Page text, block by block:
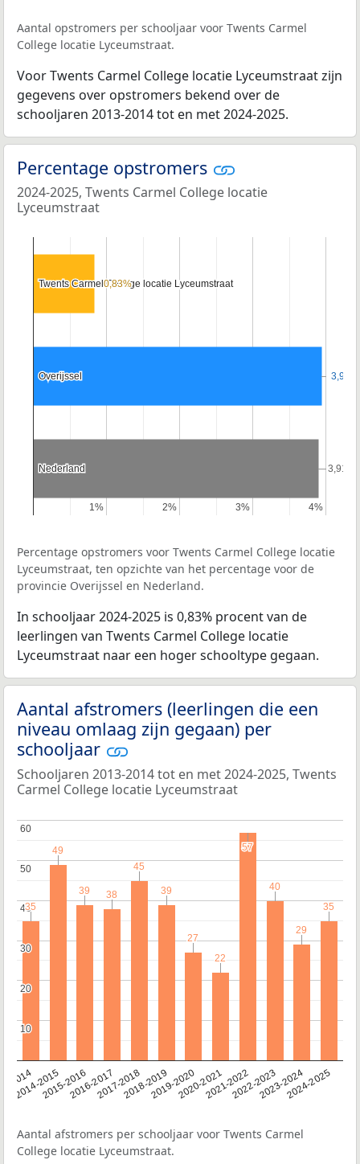
Aantal opstromers per schooljaar voor Twents Carmel
College locatie Lyceumstraat.
Voor Twents Carmel College locatie Lyceumstraat zijn
gegevens over opstromers bekend over de
schooljaren 2013-2014 tot en met 2024-2025.
Percentage opstromers
2024-2025, Twents Carmel College locatie
Lyceumstraat
1%
1% 2%
2% 3%
3% 4%
4%
Twents Carmel College locatie Lyceumstraat
Twents Carmel College locatie Lyceumstraat
Overijssel
Overijssel
Nederland
Nederland
0,83%
0,83%
3,95%
3,95%
3,91%
3,91%
Percentage opstromers voor Twents Carmel College locatie
Lyceumstraat, ten opzichte van het percentage voor de
provincie Overijssel en Nederland.
In schooljaar 2024-2025 is 0,83% procent van de
leerlingen van Twents Carmel College locatie
Lyceumstraat naar een hoger schooltype gegaan.
Aantal afstromers (leerlingen die een
niveau omlaag zijn gegaan) per
schooljaar
Schooljaren 2013-2014 tot en met 2024-2025, Twents
Carmel College locatie Lyceumstraat
2014
2014-20152015-20162016-20172017-20182018-20192019-20202020-20212021-20222022-20232023-20242024-2025
10
10
20
20
30
30
40
40
50
50
60
60
35
35
49
49
39
39 38
38
45
45
39
39
27
27
22
22
57
57
40
40
29
29
35
35
Aantal afstromers per schooljaar voor Twents Carmel
College locatie Lyceumstraat.